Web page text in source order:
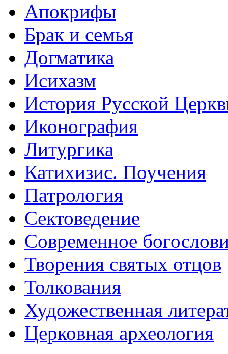
Апокрифы
Брак и семья
Догматика
Исихазм
История Русской
Иконография
Литургика
Катихизис. Поучения
Патрология
Сектоведение
Современное
Творения святых отцов
Толкования
Художественная
Церковная археология